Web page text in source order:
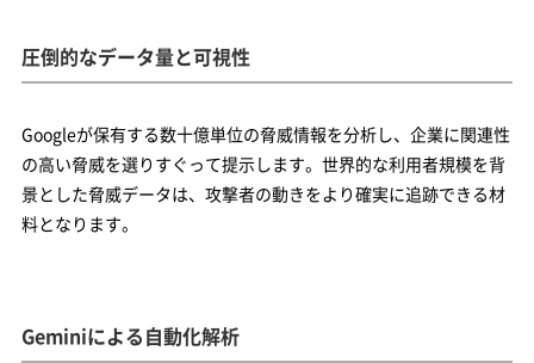
圧倒的なデータ量と可視性
Googleが保有する数十億単位の脅威情報を分析し、企業に関連性
の高い脅威を選りすぐって提示します。世界的な利用者規模を背
景とした脅威データは、攻撃者の動きをより確実に追跡できる材
料となります。
Geminiによる自動化解析